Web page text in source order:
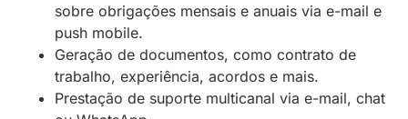
sobre obrigações mensais e anuais via e-mail e
push mobile.
Geração de documentos, como contrato de
trabalho, experiência, acordos e mais.
Prestação de suporte multicanal via e-mail, chat